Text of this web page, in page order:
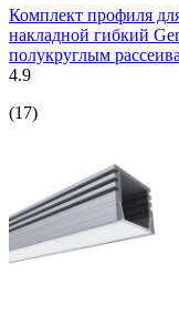
Комплект профиля
накладной гибкий
полукруглым
4.9
(17)